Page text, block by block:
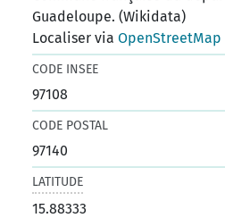
Guadeloupe. (Wikidata)
Localiser viaOpenStreetMap
CODE INSEE
97108
CODE POSTAL
97140
LATITUDE
15.88333